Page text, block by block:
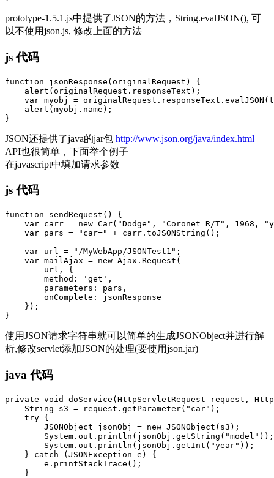
prototype-1.5.1.js中提供了JSON的方法，String.evalJSON(), 可
以不使用json.js, 修改上面的方法
js 代码
function jsonResponse(originalRequest) {
    alert(originalRequest.responseText);
var myobj =
    alert(myobj.name);
JSON还提供了java的jar包 http://www.json.org/java/index.html
API也很简单，下面举个例子
在javascript中填加请求参数
js 代码
function sendRequest() {
var carr = new Car("Dodge", "Coronet R/T", 1968,
    var pars = "car=" + carr.toJSONString();
    var url = "/MyWebApp/JSONTest1";
    var mailAjax = new Ajax.Request(
        url, {
        method: 'get',
        parameters: pars,
        onComplete: jsonResponse
    });
使用JSON请求字符串就可以简单的生成JSONObject并进行解
析,修改servlet添加JSON的处理(要使用json.jar)
java 代码
private void doService(HttpServletRequest request,
    String s3 = request.getParameter("car");
    try {
        JSONObject jsonObj = new JSONObject(s3);
        System.out.println(jsonObj.getString("model"));
        System.out.println(jsonObj.getInt("year"));
    } catch (JSONException e) {
        e.printStackTrace();
    }